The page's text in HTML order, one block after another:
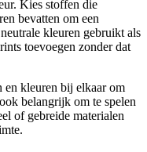
Kies stoffen die
bevatten om een
kleuren gebruikt als
toevoegen zonder dat
en kleuren bij elkaar om
belangrijk om te spelen
of gebreide materialen